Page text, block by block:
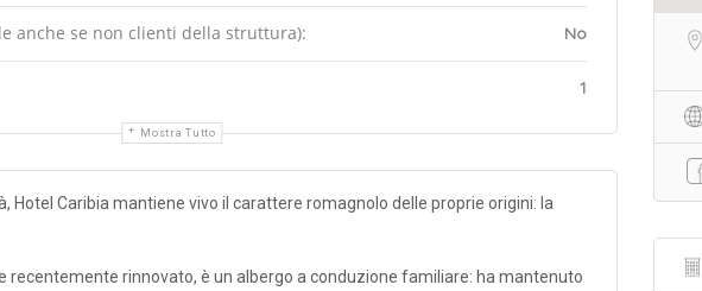
anche se non clienti della struttura): No
1
Mostra Tutto
Hotel Caribia mantiene vivo il carattere romagnolo delle proprie origini: la
e recentemente rinnovato, è un albergo a conduzione familiare: ha mantenuto